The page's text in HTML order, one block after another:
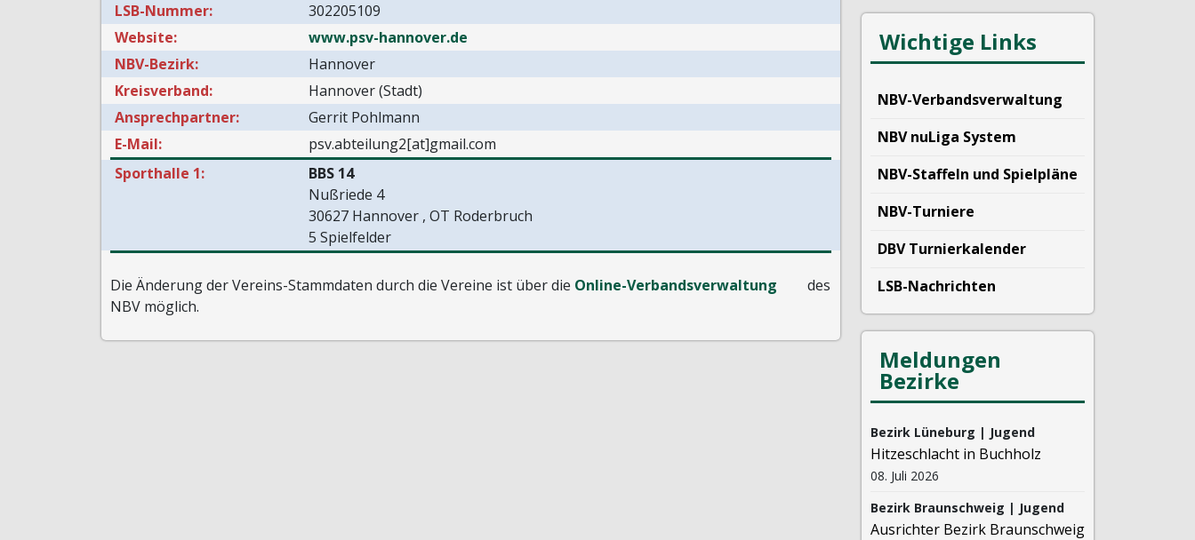
LSB-Nummer:
302205109
Website:
www.psv-hannover.de
NBV-Bezirk:
Hannover
Kreisverband:
Hannover (Stadt)
Ansprechpartner:
Gerrit Pohlmann
E-Mail:
psv.abteilung2[at]gmail.com
Sporthalle 1:
BBS 14
Nußriede 4
30627 Hannover , OT Roderbruch
5 Spielfelder
Die Änderung der Vereins-Stammdaten durch die Vereine ist über die Online-Verbandsverwaltung
des
NBV möglich.
Wichtige Links
NBV-Verbandsverwaltung
NBV nuLiga System
NBV-Staffeln und Spielpläne
NBV-Turniere
DBV Turnierkalender
LSB-Nachrichten
Meldungen
Bezirke
Bezirk Lüneburg | Jugend
Hitzeschlacht in Buchholz
08. Juli 2026
Bezirk Braunschweig | Jugend
Ausrichter Bezirk Braunschweig